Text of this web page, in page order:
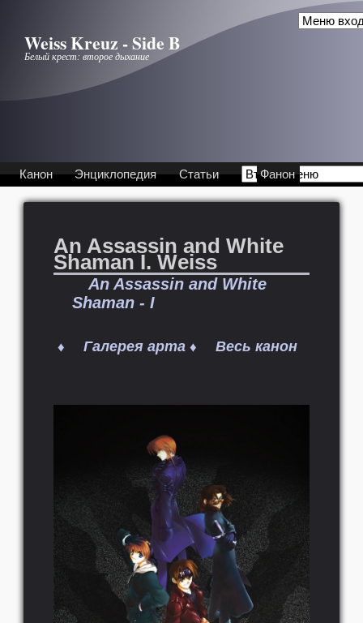
Weiss Kreuz - Side B
Белый крест: второе дыхание
Канон Энциклопедия Статьи Фанон
An Assassin and White
Shaman I. Weiss
An Assassin and White
Shaman - I
♦ Галерея арта ♦ Весь канон